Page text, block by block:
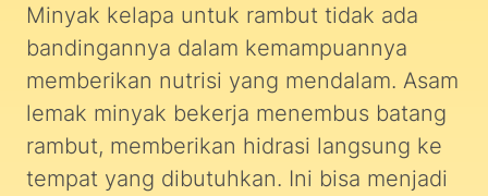
Minyak kelapa untuk rambut tidak ada
bandingannya dalam kemampuannya
memberikan nutrisi yang mendalam. Asam
lemak minyak bekerja menembus batang
rambut, memberikan hidrasi langsung ke
tempat yang dibutuhkan. Ini bisa menjadi